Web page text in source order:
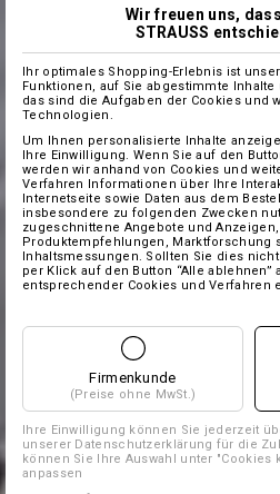
Wir freuen uns,
STRAUSS
Ihr optimales Shopping-Erlebnis ist
Funktionen, auf Sie abgestimmte
das sind die Aufgaben der Cookies und
Technologien.
Um Ihnen personalisierte Inhalte
Ihre Einwilligung. Wenn Sie auf den
werden wir anhand von Cookies und
Verfahren Informationen über Ihre
Internetseite sowie Daten aus dem
insbesondere zu folgenden Zwecken
zugeschnittene Angebote und
Produktempfehlungen, Marktforschung
Inhaltsmessungen. Sollten Sie dies
per Klick auf den Button “Alle ablehnen”
entsprechender Cookies und Verfahren
Firmenkunde
(Preise ohne MwSt.)
Ihre Einwilligung können Sie jederzeit
unserer Datenschutzerklärung für die
können Sie Ihre Auswahl unter
anpassen